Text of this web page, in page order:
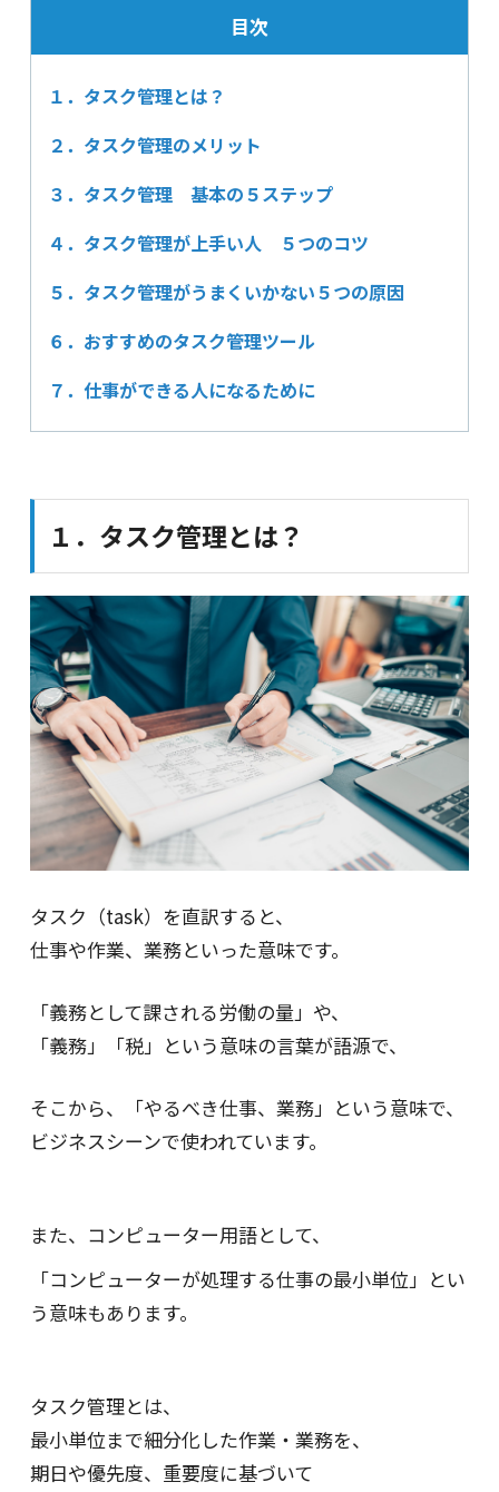
目次
１．タスク管理とは？
２．タスク管理のメリット
３．タスク管理 基本の５ステップ
４．タスク管理が上手い人 ５つのコツ
５．タスク管理がうまくいかない５つの原因
６．おすすめのタスク管理ツール
７．仕事ができる人になるために
１．タスク管理とは？
タスク（task）を直訳すると、
仕事や作業、業務といった意味です。
「義務として課される労働の量」や、
「義務」「税」という意味の言葉が語源で、
そこから、「やるべき仕事、業務」という意味で、
ビジネスシーンで使われています。
また、コンピューター用語として、
「コンピューターが処理する仕事の最小単位」とい
う意味もあります。
タスク管理とは、
最小単位まで細分化した作業・業務を、
期日や優先度、重要度に基づいて